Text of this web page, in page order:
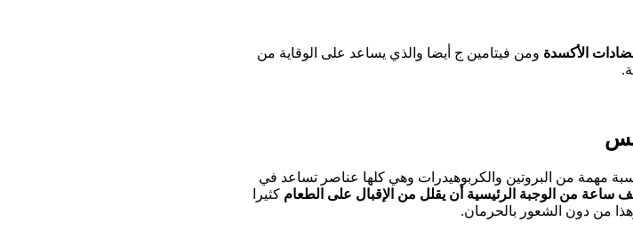
الأكسدة ومن فيتامين ج أيضا والذي يساعد على الوقاية من
نسبة مهمة من البروتين والكربوهيدرات وهي كلها عناصر تساعد في
من الوجبة الرئيسية أن يقلل من الإقبال على الطعام كثيرا
من دون الشعور بالحرمان.